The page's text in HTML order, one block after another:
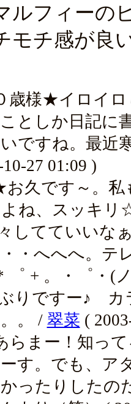
ルフィーの
モチ感が良
歳様★イロイロ
としか日記に
ですね。最近
27 01:09 )
久です～。私
ね、スッキリ
してていいな
・へへへ。テ
゜ + 。・゜・(
りですー♪ カ
。 / 翠菜 (
まー！知って
す。でも、ア
ったりしたの